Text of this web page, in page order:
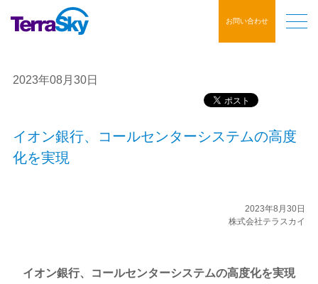
お問い合わせ
2023年08月30日
イオン銀行、コールセンターシステムの高度
化を実現
2023年8月30日
株式会社テラスカイ
イオン銀行、コールセンターシステムの高度化を実現